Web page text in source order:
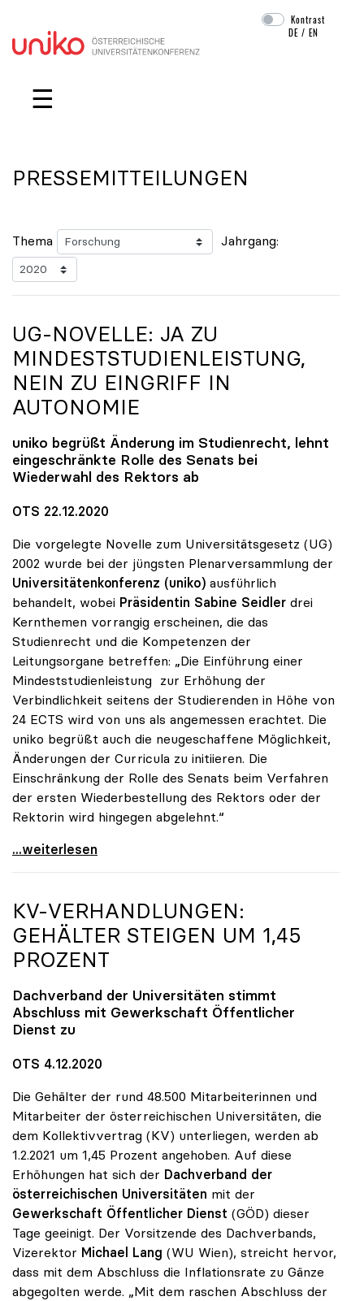
Navigation überspringen
Kontrast
DE /EN
☰
PRESSEMITTEILUNGEN
Thema Jahrgang:
UG-NOVELLE: JA ZU
MINDESTSTUDIENLEISTUNG,
NEIN ZU EINGRIFF IN
AUTONOMIE
uniko begrüßt Änderung im Studienrecht, lehnt
eingeschränkte Rolle des Senats bei
Wiederwahl des Rektors ab
OTS 22.12.2020
Die vorgelegte Novelle zum Universitätsgesetz (UG)
2002 wurde bei der jüngsten Plenarversammlung der
Universitätenkonferenz (uniko) ausführlich
behandelt, wobei Präsidentin Sabine Seidler drei
Kernthemen vorrangig erscheinen, die das
Studienrecht und die Kompetenzen der
Leitungsorgane betreffen: „Die Einführung einer
Mindeststudienleistung zur Erhöhung der
Verbindlichkeit seitens der Studierenden in Höhe von
24 ECTS wird von uns als angemessen erachtet. Die
uniko begrüßt auch die neugeschaffene Möglichkeit,
Änderungen der Curricula zu initiieren. Die
Einschränkung der Rolle des Senats beim Verfahren
der ersten Wiederbestellung des Rektors oder der
Rektorin wird hingegen abgelehnt.“
UG-Novelle: Ja zu Mindeststudienleistung, nein zu
...weiterlesen
KV-VERHANDLUNGEN:
GEHÄLTER STEIGEN UM 1,45
PROZENT
Dachverband der Universitäten stimmt
Abschluss mit Gewerkschaft Öffentlicher
Dienst zu
OTS 4.12.2020
Die Gehälter der rund 48.500 Mitarbeiterinnen und
Mitarbeiter der österreichischen Universitäten, die
dem Kollektivvertrag (KV) unterliegen, werden ab
1.2.2021 um 1,45 Prozent angehoben. Auf diese
Erhöhungen hat sich der Dachverband der
österreichischen Universitäten mit der
Gewerkschaft Öffentlicher Dienst (GÖD) dieser
Tage geeinigt. Der Vorsitzende des Dachverbands,
Vizerektor Michael Lang (WU Wien), streicht hervor,
dass mit dem Abschluss die Inflationsrate zu Gänze
abgegolten werde. „Mit dem raschen Abschluss der